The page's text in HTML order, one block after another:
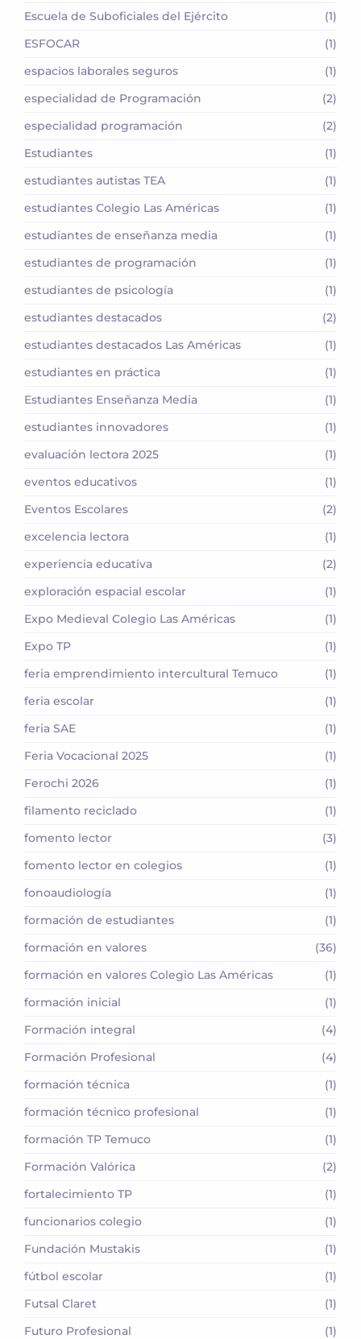
Escuela de Suboficiales del Ejército
(1)
ESFOCAR
(1)
espacios laborales seguros
(1)
especialidad de Programación
(2)
especialidad programación
(2)
Estudiantes
(1)
estudiantes autistas TEA
(1)
estudiantes Colegio Las Américas
(1)
estudiantes de enseñanza media
(1)
estudiantes de programación
(1)
estudiantes de psicología
(1)
estudiantes destacados
(2)
estudiantes destacados Las Américas
(1)
estudiantes en práctica
(1)
Estudiantes Enseñanza Media
(1)
estudiantes innovadores
(1)
evaluación lectora 2025
(1)
eventos educativos
(1)
Eventos Escolares
(2)
excelencia lectora
(1)
experiencia educativa
(2)
exploración espacial escolar
(1)
Expo Medieval Colegio Las Américas
(1)
Expo TP
(1)
feria emprendimiento intercultural Temuco
(1)
feria escolar
(1)
feria SAE
(1)
Feria Vocacional 2025
(1)
Ferochi 2026
(1)
filamento reciclado
(1)
fomento lector
(3)
fomento lector en colegios
(1)
fonoaudiología
(1)
formación de estudiantes
(1)
formación en valores
(36)
formación en valores Colegio Las Américas
(1)
formación inicial
(1)
Formación integral
(4)
Formación Profesional
(4)
formación técnica
(1)
formación técnico profesional
(1)
formación TP Temuco
(1)
Formación Valórica
(2)
fortalecimiento TP
(1)
funcionarios colegio
(1)
Fundación Mustakis
(1)
fútbol escolar
(1)
Futsal Claret
(1)
Futuro Profesional
(1)